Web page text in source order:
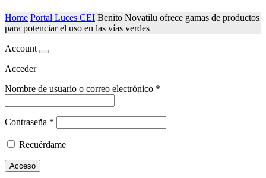
Home Portal Luces CEI Benito Novatilu ofrece gamas de productos
para potenciar el uso en las vías verdes
Account
Acceder
Nombre de usuario o correo electrónico *
Contraseña *
Recuérdame
Acceso